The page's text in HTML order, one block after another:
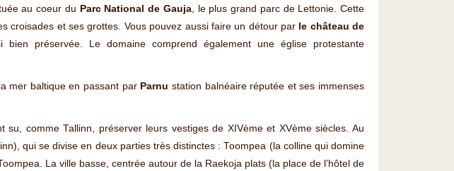
au coeur du Parc National de Gauja, le plus grand parc de Lettonie. Cette
croisades et ses grottes. Vous pouvez aussi faire un détour par le château de
préservée. Le domaine comprend également une église protestante
mer baltique en passant par Parnu station balnéaire réputée et ses immenses
su, comme Tallinn, préserver leurs vestiges de XIVème et XVème siècles. Au
qui se divise en deux parties très distinctes : Toompea (la colline qui domine
La ville basse, centrée autour de la Raekoja plats (la place de l’hôtel de